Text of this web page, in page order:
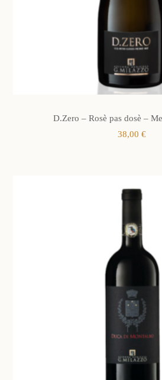
D.Zero – Rosè pas dosè –
38,00€